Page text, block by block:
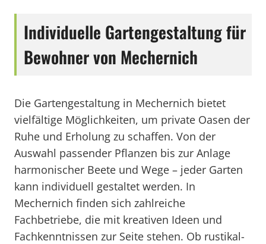
Individuelle Gartengestaltung für
Bewohner von Mechernich
Die Gartengestaltung in Mechernich bietet
vielfältige Möglichkeiten, um private Oasen der
Ruhe und Erholung zu schaffen. Von der
Auswahl passender Pflanzen bis zur Anlage
harmonischer Beete und Wege – jeder Garten
kann individuell gestaltet werden. In
Mechernich finden sich zahlreiche
Fachbetriebe, die mit kreativen Ideen und
Fachkenntnissen zur Seite stehen. Ob rustikal-